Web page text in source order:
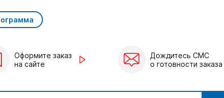
Оформите заказ
на сайте
Дождитесь СМС
о готовности заказа